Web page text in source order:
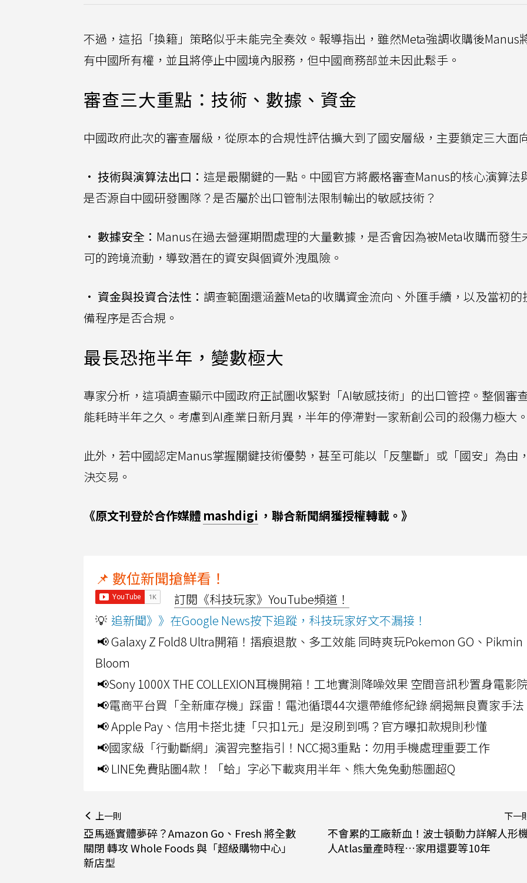
不過，這招「換籍」策略似乎未能完全奏效。報導指出，雖然Meta強調收購後Manus
有中國所有權，並且將停止中國境內服務，但中國商務部並未因此鬆手。
審查三大重點：技術、數據、資金
中國政府此次的審查層級，從原本的合規性評估擴大到了國安層級，主要鎖定三大面
• 技術與演算法出口： 這是最關鍵的一點。中國官方將嚴格審查Manus的核心演算法
是否源自中國研發團隊？是否屬於出口管制法限制輸出的敏感技術？
• 數據安全： Manus在過去營運期間處理的大量數據，是否會因為被Meta收購而發生
可的跨境流動，導致潛在的資安與個資外洩風險。
• 資金與投資合法性： 調查範圍還涵蓋Meta的收購資金流向、外匯手續，以及當初的
備程序是否合規。
最長恐拖半年，變數極大
專家分析，這項調查顯示中國政府正試圖收緊對「AI敏感技術」的出口管控。整個審
能耗時半年之久。考慮到AI產業日新月異，半年的停滯對一家新創公司的殺傷力極大
此外，若中國認定Manus掌握關鍵技術優勢，甚至可能以「反壟斷」或「國安」為由
決交易。
《原文刊登於合作媒體 mashdigi ，聯合新聞網獲授權轉載。》
📌 數位新聞搶鮮看！
訂閱《科技玩家》YouTube頻道！
💡 追新聞》》在Google News按下追蹤，科技玩家好文不漏接！
📢 Galaxy Z Fold8 Ultra開箱！摺痕退散、多工效能 同時爽玩Pokemon GO、Pikmin
Bloom
📢Sony 1000X THE COLLEXION耳機開箱！工地實測降噪效果 空間音訊秒置身電影
📢電商平台買「全新庫存機」踩雷！電池循環44次還帶維修紀錄 網揭無良賣家手法
📢 Apple Pay、信用卡搭北捷「只扣1元」是沒刷到嗎？官方曝扣款規則秒懂
📢國家級「行動斷網」演習完整指引！NCC揭3重點：勿用手機處理重要工作
📢 LINE免費貼圖4款！「蛤」字必下載爽用半年、熊大兔兔動態圖超Q
上一則
亞馬遜實體夢碎？Amazon Go、Fresh 將全數
關閉 轉攻 Whole Foods 與「超級購物中心」
新店型
下一
不會累的工廠新血！波士頓動力詳解人形
人Atlas量產時程…家用還要等10年